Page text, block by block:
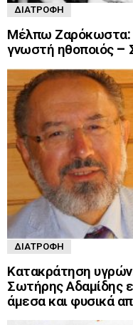
ΔΙΑΤΡΟΦΉ
Μέλπω Ζαρόκωστα:
γνωστή ηθοποιός –
ΔΙΑΤΡΟΦΉ
Κατακράτηση
Σωτήρης Αδαμίδης
άμεσα και φυσικά